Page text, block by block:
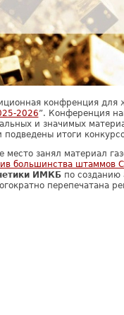
конфренция для
2026”. Конференция
и значимых
итоги
место занял материал
большинства штаммов
ИМКБпо созданию
перепечатана